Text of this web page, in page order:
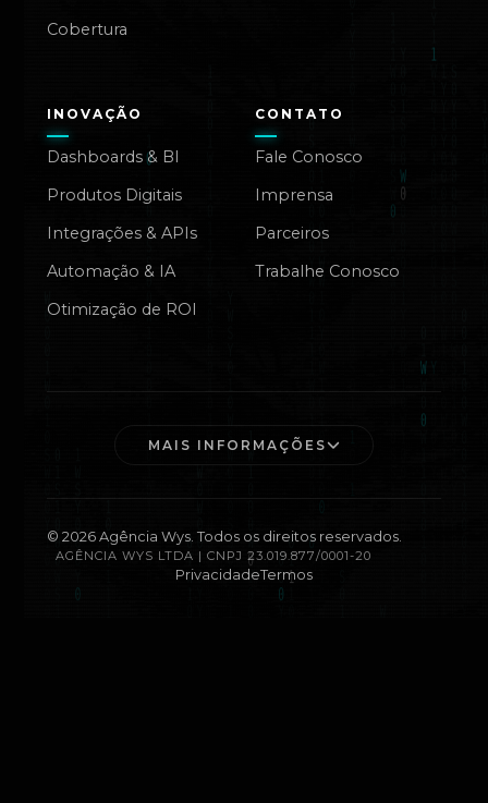
Cobertura
INOVAÇÃO
Dashboards & BI
Produtos Digitais
Integrações & APIs
Automação & IA
Otimização de ROI
CONTATO
Fale Conosco
Imprensa
Parceiros
Trabalhe Conosco
MAIS INFORMAÇÕES
© 2026Agência Wys. Todos os direitos reservados.
AGÊNCIA WYS LTDA | CNPJ 23.019.877/0001-20
PrivacidadeTermos